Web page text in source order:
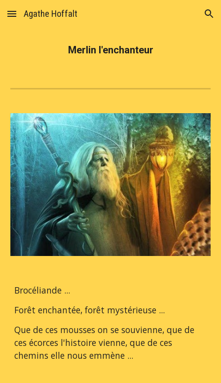
Skip to main content Skip to navigation
Agathe Hoffalt
Merlin l'enchanteur
Brocéliande ...
Forêt enchantée, forêt mystérieuse ...
Que de ces mousses on se souvienne, que de
ces écorces l'histoire vienne, que de ces
chemins elle nous emmène ...